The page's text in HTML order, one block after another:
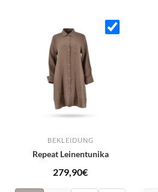
BEKLEIDUNG
Repeat Leinentunika
279,90€